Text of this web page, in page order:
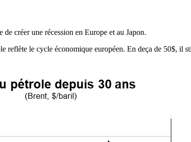
créer une récession en Europe et au Japon.
le cycle économique européen. En deça de 50$, il